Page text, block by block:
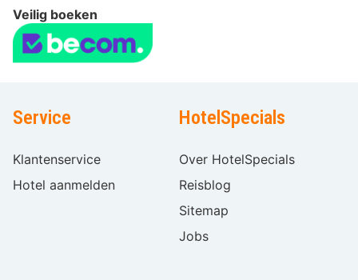
Veilig boeken
Service
Klantenservice
Hotel aanmelden
HotelSpecials
Over HotelSpecials
Reisblog
Sitemap
Jobs